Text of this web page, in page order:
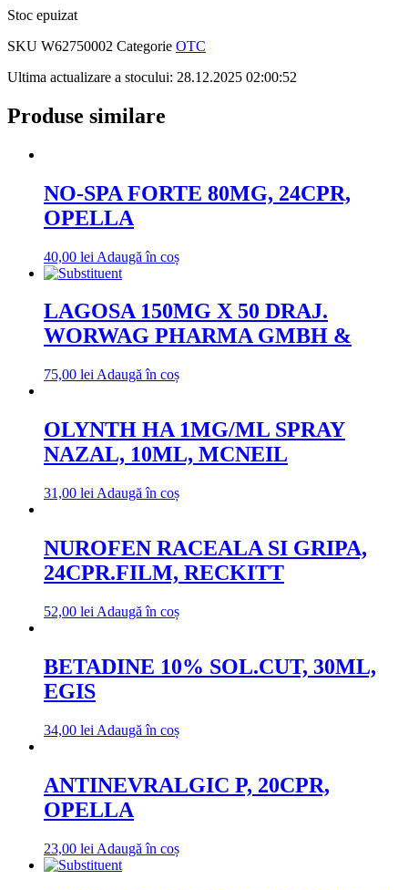
Stoc epuizat
SKU W62750002 Categorie OTC
Ultima actualizare a stocului: 28.12.2025 02:00:52
Produse similare
NO-SPA FORTE 80MG, 24CPR,
OPELLA
40,00 lei Adaugă în coș
LAGOSA 150MG X 50 DRAJ.
WORWAG PHARMA GMBH &
75,00 lei Adaugă în coș
OLYNTH HA 1MG/ML SPRAY
NAZAL, 10ML, MCNEIL
31,00 lei Adaugă în coș
NUROFEN RACEALA SI GRIPA,
24CPR.FILM, RECKITT
52,00 lei Adaugă în coș
BETADINE 10% SOL.CUT, 30ML,
EGIS
34,00 lei Adaugă în coș
ANTINEVRALGIC P, 20CPR,
OPELLA
23,00 lei Adaugă în coș